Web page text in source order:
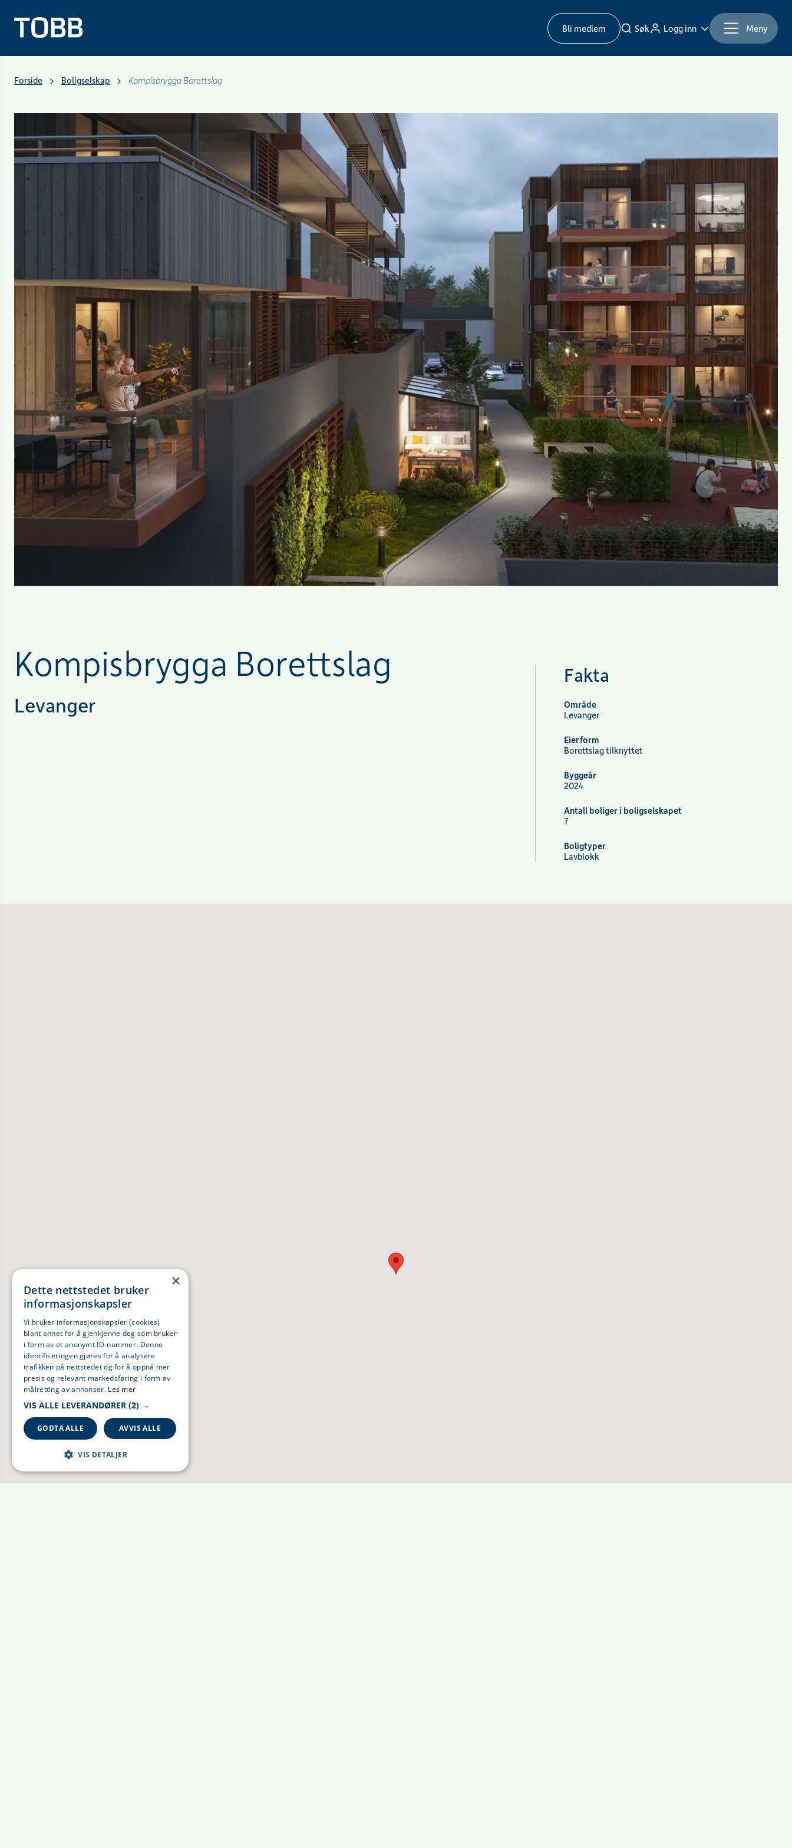
Bli medlem Søk Logg inn Meny
Forside Boligselskap Kompisbrygga Borettslag
Kompisbrygga Borettslag
Levanger
Fakta
Område
Levanger
Eierform
Borettslag tilknyttet
Byggeår
2024
Antall boliger i boligselskapet
7
Boligtyper
Lavblokk
×
Dette nettstedet bruker
informasjonskapsler
Vi bruker informasjonskapsler (cookies)
blant annet for å gjenkjenne deg som bruker
i form av et anonymt ID-nummer. Denne
identifiseringen gjøres for å analysere
trafikken på nettstedet og for å oppnå mer
presis og relevant markedsføring i form av
målretting av annonser. Les mer
VIS ALLE LEVERANDØRER (2) →
GODTA ALLE AVVIS ALLE
VIS DETALJER